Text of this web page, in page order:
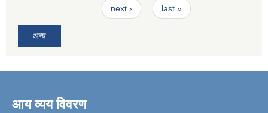
next › last »
अन्य
आय व्यय विवरण